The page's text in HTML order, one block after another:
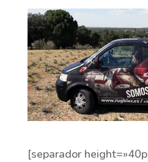
[separador